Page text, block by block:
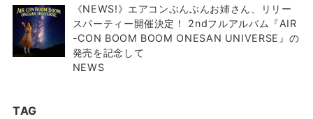
《NEWS!》エアコンぶんぶんお姉さん、リリー
スパーティー開催決定！ 2ndフルアルバム『AIR
-CON BOOM BOOM ONESAN UNIVERSE』の
発売を記念して
NEWS
TAG